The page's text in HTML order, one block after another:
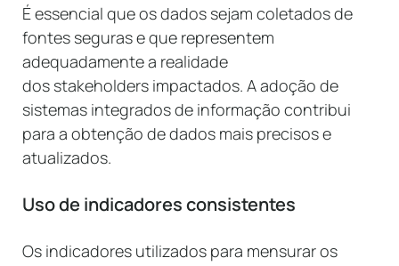
É essencial que os dados sejam coletados de
fontes seguras e que representem
adequadamente a realidade
dos stakeholders impactados. A adoção de
sistemas integrados de informação contribui
para a obtenção de dados mais precisos e
atualizados.
Uso de indicadores consistentes
Os indicadores utilizados para mensurar os